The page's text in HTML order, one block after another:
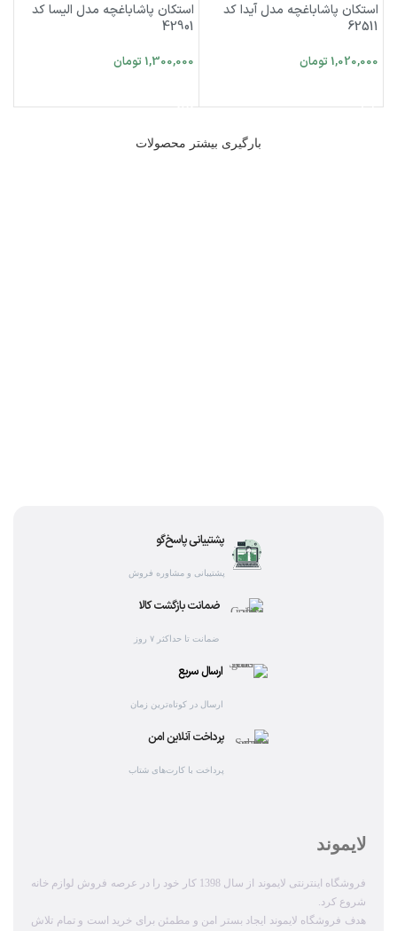
استکان پاشاباغچه مدل آیدا کد
62511
1,020,000 تومان
استکان پاشاباغچه مدل الیسا کد
42901
1,300,000 تومان
بارگیری بیشتر محصولات
پرداخت آنلاین امن
پرداخت با کارت‌های شتاب
ارسال سریع
ارسال در کوتاه‌ترین زمان
ضمانت بازگشت کالا
ضمانت تا حداکثر ۷ روز
پشتیبانی پاسخ‌گو
پشتیبانی و مشاوره فروش
لایموند
فروشگاه اینترنتی لایموند از سال 1398 کار خود را در عرصه فروش لوازم خانه
شروع کرد.
هدف فروشگاه لایموند ایجاد بستر امن و مطمئن برای خرید است و تمام تلاش